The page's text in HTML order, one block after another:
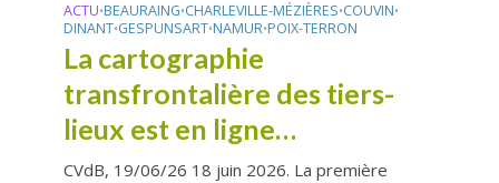
ACTU•BEAURAING•CHARLEVILLE-MÉZIÈRES•COUVIN•
DINANT•GESPUNSART•NAMUR•POIX-TERRON
La cartographie
transfrontalière des tiers-
lieux est en ligne…
CVdB, 19/06/26 18 juin 2026. La première